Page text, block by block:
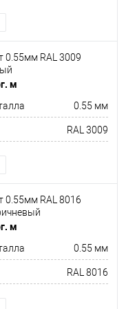
0.55мм RAL 3009
м
0.55 мм
RAL 3009
0.55мм RAL 8016
м
0.55 мм
RAL 8016